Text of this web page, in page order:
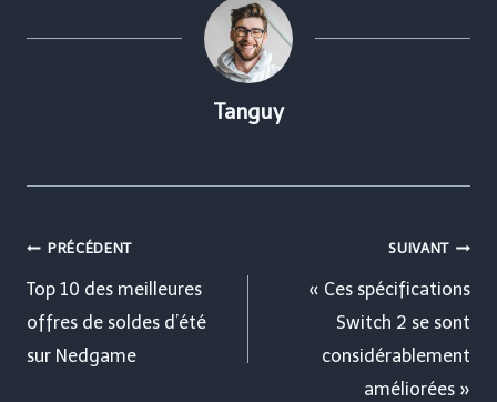
Tanguy
Navigation
de
l’article
PRÉCÉDENT
Top 10 des meilleures
offres de soldes d’été
sur Nedgame
SUIVANT
« Ces spécifications
Switch 2 se sont
considérablement
améliorées »